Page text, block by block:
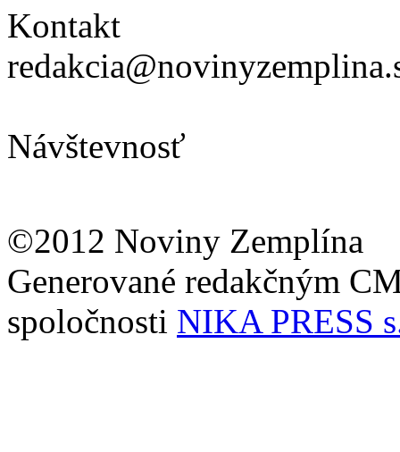
Kontakt
Návštevnosť
©2012 Noviny Zemplína
Generované redakčným
spoločnosti NIKA PRESS